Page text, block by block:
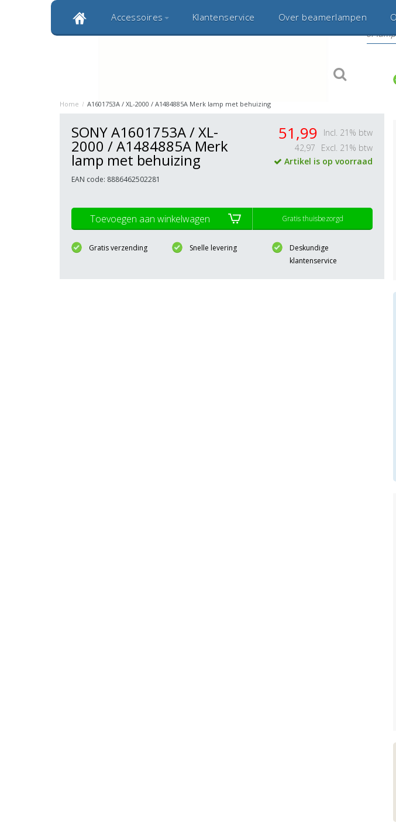
Klantbeoordeling 9,0
Accessoires Klantenservice Over beamerlampen
20 jaar betrouwbaar en ervaren
Home / A1601753A / XL-2000 / A1484885A Merk lamp met behuizing
SONY A1601753A / XL-
2000 / A1484885A Merk
lamp met behuizing
EAN code: 8886462502281
51,99
Incl. 21% btw
42,97
Excl. 21% btw
Artikel is op voorraad
Toevoegen aan winkelwagen Gratis thuisbezorgd
Gratis verzending Snelle levering
Deskundige
klantenservice